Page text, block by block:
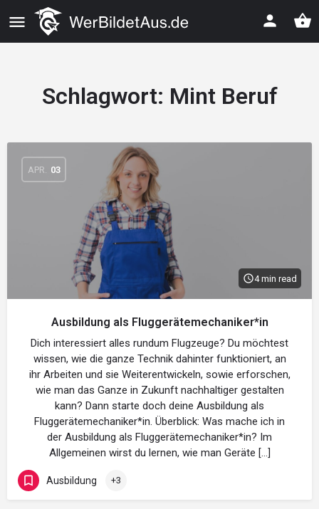
Schlagwort: Mint Beruf
APR. 03
4 min read
Ausbildung als Fluggerätemechaniker*in
Dich interessiert alles rundum Flugzeuge? Du möchtest
wissen, wie die ganze Technik dahinter funktioniert, an
ihr Arbeiten und sie Weiterentwickeln, sowie erforschen,
wie man das Ganze in Zukunft nachhaltiger gestalten
kann? Dann starte doch deine Ausbildung als
Fluggerätemechaniker*in. Überblick: Was mache ich in
der Ausbildung als Fluggerätemechaniker*in? Im
Allgemeinen wirst du lernen, wie man Geräte […]
Ausbildung +3